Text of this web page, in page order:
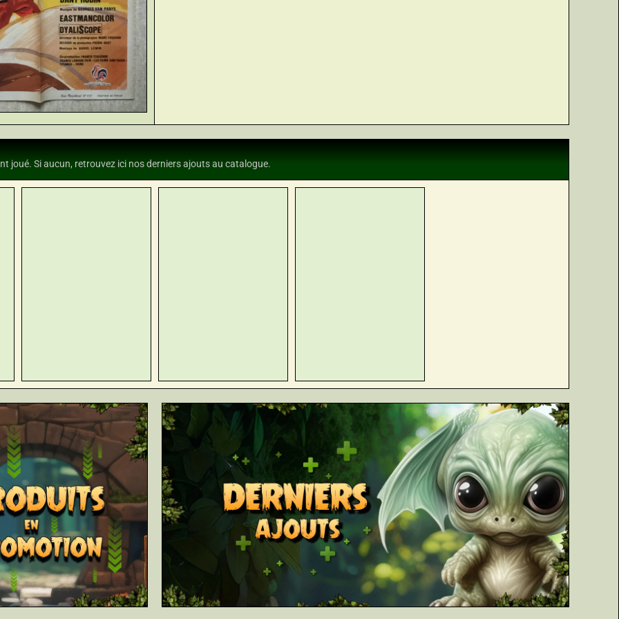
joué. Si aucun, retrouvez ici nos derniers ajouts au catalogue.